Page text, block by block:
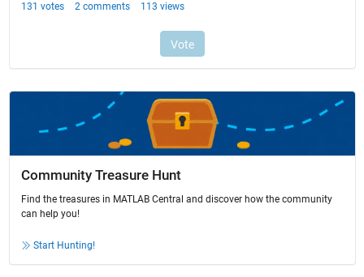
Community Treasure Hunt
Find the treasures in MATLAB Central and discover how the community
can help you!
Start Hunting!